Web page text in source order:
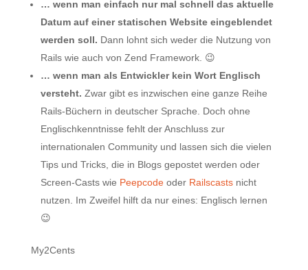
… wenn man einfach nur mal schnell das aktuelle
Datum auf einer statischen Website eingeblendet
werden soll. Dann lohnt sich weder die Nutzung von
Rails wie auch von Zend Framework. 😉
… wenn man als Entwickler kein Wort Englisch
versteht. Zwar gibt es inzwischen eine ganze Reihe
Rails-Büchern in deutscher Sprache. Doch ohne
Englischkenntnisse fehlt der Anschluss zur
internationalen Community und lassen sich die vielen
Tips und Tricks, die in Blogs gepostet werden oder
Screen-Casts wie Peepcodeoder Railscastsnicht
nutzen. Im Zweifel hilft da nur eines: Englisch lernen
😉
My2Cents